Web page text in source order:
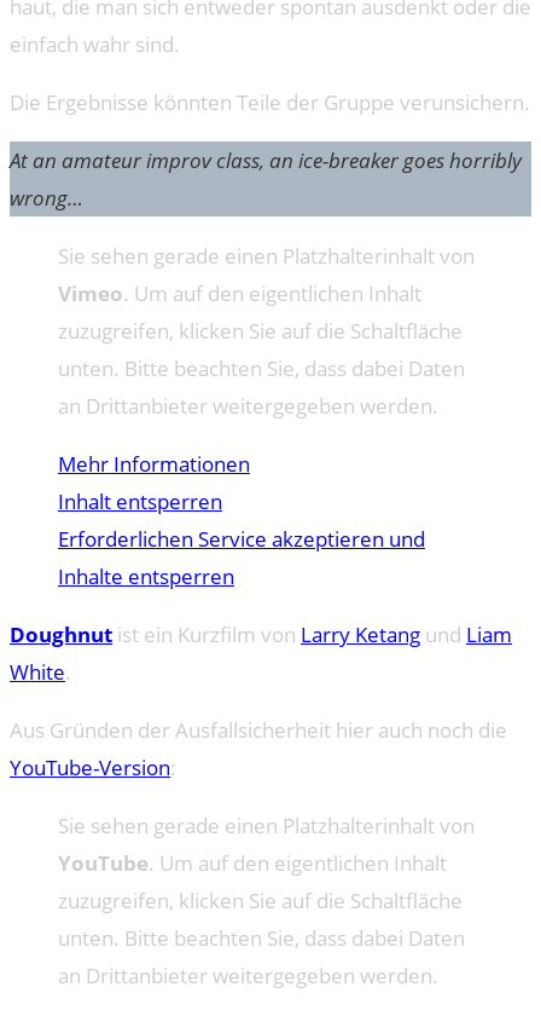
haut, die man sich entweder spontan ausdenkt oder die
einfach wahr sind.
Die Ergebnisse könnten Teile der Gruppe verunsichern.
At an amateur improv class, an ice-breaker goes horribly
wrong…
Sie sehen gerade einen Platzhalterinhalt von
Vimeo. Um auf den eigentlichen Inhalt
zuzugreifen, klicken Sie auf die Schaltfläche
unten. Bitte beachten Sie, dass dabei Daten
an Drittanbieter weitergegeben werden.
Mehr Informationen
Inhalt entsperren
Erforderlichen Service akzeptieren und
Inhalte entsperren
Doughnut ist ein Kurzfilm von Larry Ketang und Liam
White.
Aus Gründen der Ausfallsicherheit hier auch noch die
YouTube-Version:
Sie sehen gerade einen Platzhalterinhalt von
YouTube. Um auf den eigentlichen Inhalt
zuzugreifen, klicken Sie auf die Schaltfläche
unten. Bitte beachten Sie, dass dabei Daten
an Drittanbieter weitergegeben werden.